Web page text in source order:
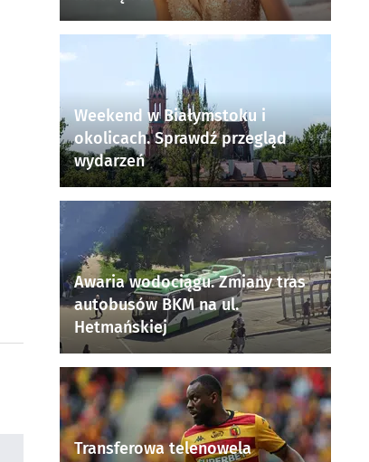
Weekend w Białymstoku i
okolicach. Sprawdź przegląd
wydarzeń
Awaria wodociągu. Zmiany tras
autobusów BKM na ul.
Hetmańskiej
Transferowa telenowela